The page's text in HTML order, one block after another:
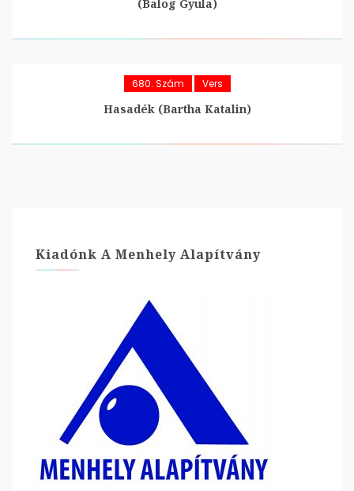
(Balog Gyula)
680. Szám Vers
Hasadék (Bartha Katalin)
Kiadónk A Menhely Alapítvány